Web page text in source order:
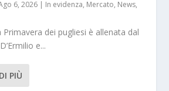
6, 2026 | In evidenza, Mercato, News,
Primavera dei pugliesi è allenata dal
e...
PIÙ